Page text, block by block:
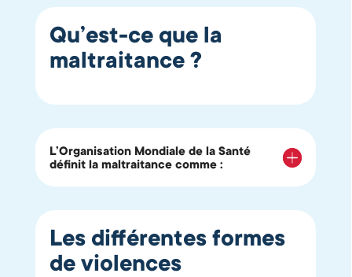
Qu’est-ce que la
maltraitance ?
L’Organisation Mondiale de la Santé
définit la maltraitance comme :
Les différentes formes
de violences